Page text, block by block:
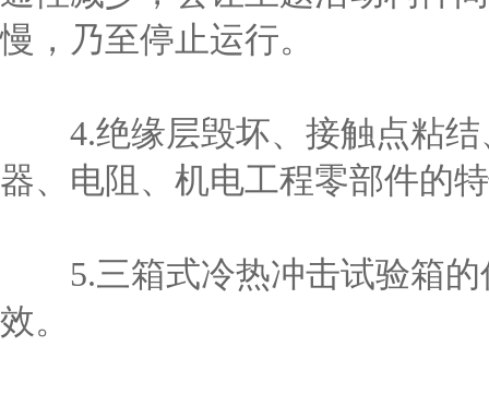
慢，乃至停止运行。
4.绝缘层毁坏、接触点粘结
器、电阻、机电工程零部件的
5.三箱式冷热冲击试验箱的
效。